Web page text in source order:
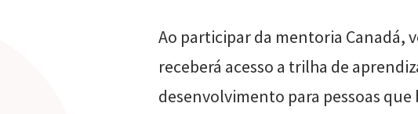
Ao participar da mentoria Canadá,
receberá acesso a trilha de
desenvolvimento para pessoas que